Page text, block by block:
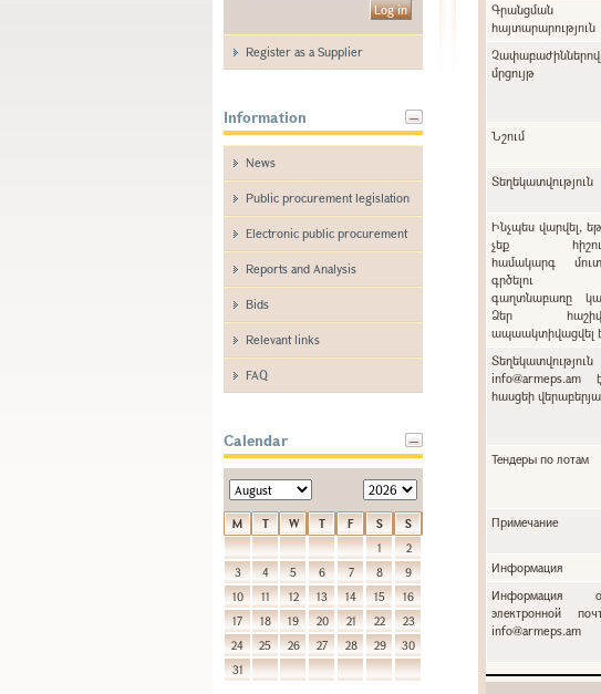
Register as a Supplier
Information
News
Public procurement legislation
Electronic public procurement
Reports and Analysis
Bids
Relevant links
FAQ
Calendar
M T W T F S
S
1
2
3
4 5 6 7 8
9
10
11 12 13 14 15
16
17
18 19 20 21 22
23
24
25 26 27 28 29
30
31
Գրանցման
հայտարարություն
Չափաբաժիններով
մրցույթ
Նշում
Տեղեկատվություն
Ինչպես վարվել,
չեք
համակարգ
գրծելու
գաղտնաբառը
Ձեր
ապաակտիվացվել
Տեղեկատվություն
info@armeps.am
հասցեի
Тендеры по лотам
Примечание
Информация
Информация
электронной
info@armeps.am